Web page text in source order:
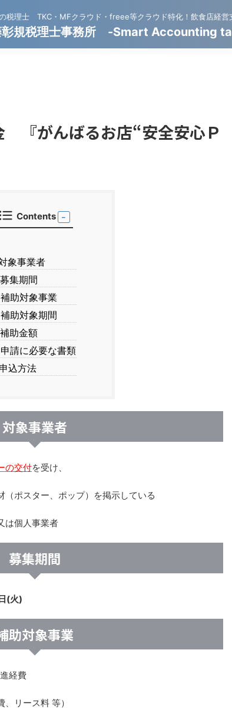
税理士 TKC・MFクラウド・freee等クラウド特化！飲食店経営
彰規税理士事務所 -Smart Accounting
がんばるお店“安全安心Ｐ
Contents
象事業者
募集期間
補助対象事業
補助対象期間
補助金額
申請に必要な書類
申込方法
対象事業者
の交付を受け、
ポスター、ポップ）を掲示している
は個人事業者
募集期間
(火)
助対象事業
経費
リース料 等）